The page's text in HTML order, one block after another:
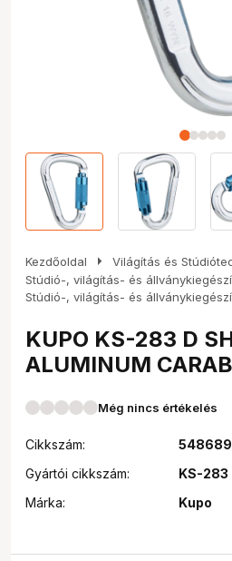
Kezdőoldal arrow_right Világítás és
Stúdió-, világítás- és
Stúdió-, világítás- és
KUPO KS-283 D
ALUMINUM
Még nincs értékelés
Cikkszám:
548689
Gyártói cikkszám:
KS-283
Márka:
Kupo